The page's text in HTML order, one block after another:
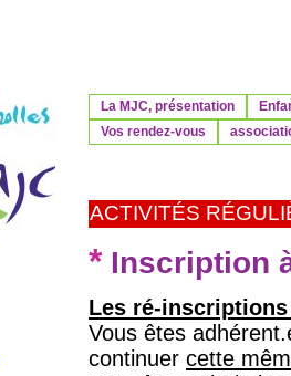
La MJC, présentation
Vos rendez-vous
ACTIVITÉS
* Inscription
Les ré-inscriptions
Vous êtes
continuer cette